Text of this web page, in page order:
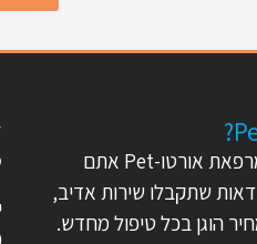
שאתם פונים למרפאת אורטו-Pet אתם
שתקבלו שירות אדיב,
הוגן בכל טיפול מחדש.